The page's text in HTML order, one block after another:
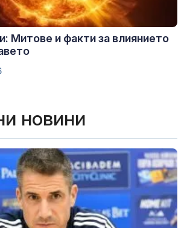
Митове и факти за влиянието
новини